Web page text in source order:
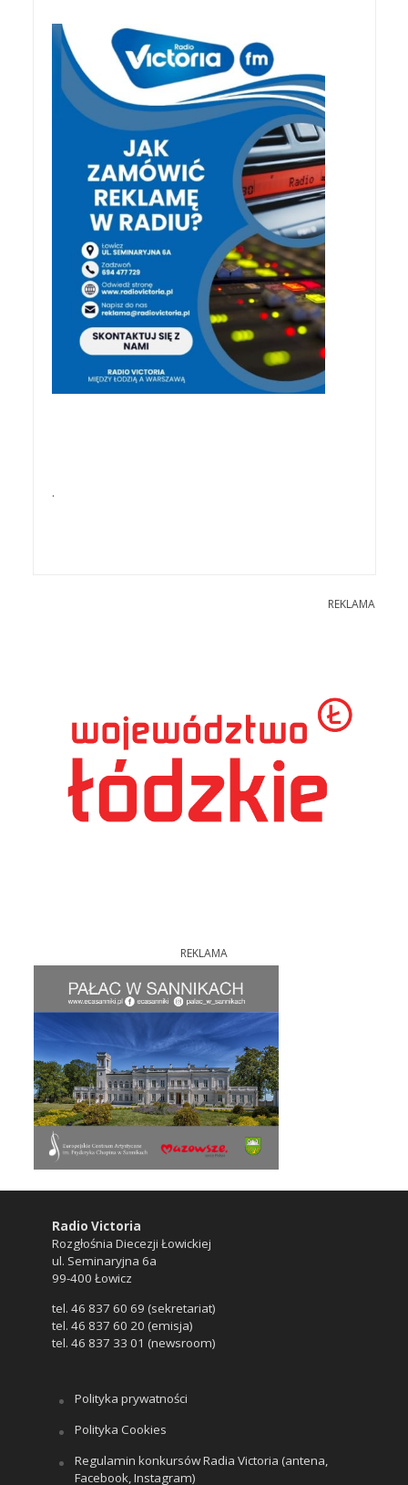
.
REKLAMA
REKLAMA
Radio Victoria
Rozgłośnia Diecezji Łowickiej
ul. Seminaryjna 6a
99-400 Łowicz
tel. 46 837 60 69 (sekretariat)
tel. 46 837 60 20 (emisja)
tel. 46 837 33 01 (newsroom)
Polityka prywatności
Polityka Cookies
Regulamin konkursów Radia Victoria (antena,
Facebook, Instagram)